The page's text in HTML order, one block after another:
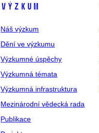
Výzkum
Náš výzkum
Dění ve výzkumu
Výzkumné úspěchy
Výzkumná témata
Výzkumná infrastruktura
Mezinárodní vědecká rada
Publikace